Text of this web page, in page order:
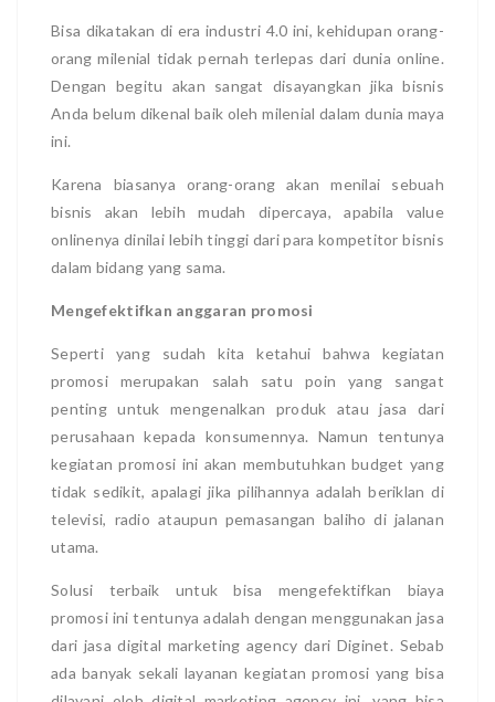
Bisa dikatakan di era industri 4.0 ini, kehidupan orang-
orang milenial tidak pernah terlepas dari dunia online.
Dengan begitu akan sangat disayangkan jika bisnis
Anda belum dikenal baik oleh milenial dalam dunia maya
ini.
Karena biasanya orang-orang akan menilai sebuah
bisnis akan lebih mudah dipercaya, apabila value
onlinenya dinilai lebih tinggi dari para kompetitor bisnis
dalam bidang yang sama.
Mengefektifkan anggaran promosi
Seperti yang sudah kita ketahui bahwa kegiatan
promosi merupakan salah satu poin yang sangat
penting untuk mengenalkan produk atau jasa dari
perusahaan kepada konsumennya. Namun tentunya
kegiatan promosi ini akan membutuhkan budget yang
tidak sedikit, apalagi jika pilihannya adalah beriklan di
televisi, radio ataupun pemasangan baliho di jalanan
utama.
Solusi terbaik untuk bisa mengefektifkan biaya
promosi ini tentunya adalah dengan menggunakan jasa
dari jasa digital marketing agency dari Diginet. Sebab
ada banyak sekali layanan kegiatan promosi yang bisa